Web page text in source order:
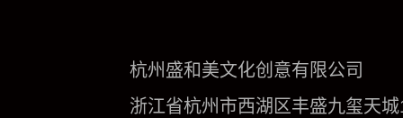
杭州盛和美文化创意有限公司
浙江省杭州市西湖区丰盛九玺天